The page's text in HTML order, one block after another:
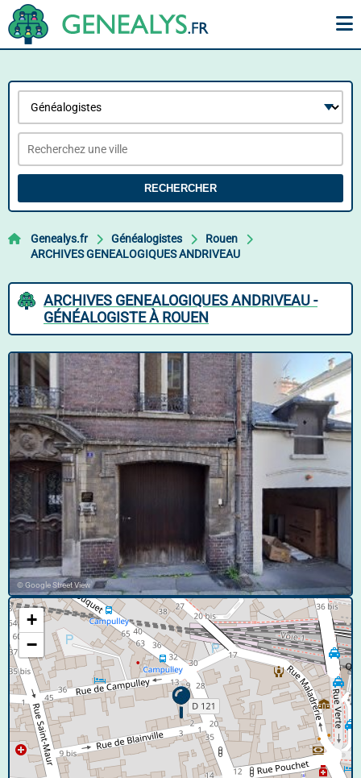
RECHERCHER
Genealys.fr Généalogistes
Rouen
ARCHIVES GENEALOGIQUES ANDRIVEAU
ARCHIVES GENEALOGIQUES ANDRIVEAU -
GÉNÉALOGISTE À ROUEN
© Google Street View
+
−